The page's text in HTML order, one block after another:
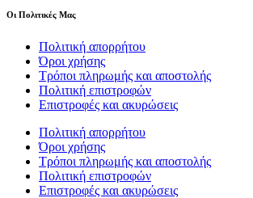
Οι Πολιτικές Μας
Πολιτική απορρήτου
Όροι χρήσης
Τρόποι πληρωμής και αποστολής
Πολιτική επιστροφών
Επιστροφές και ακυρώσεις
Πολιτική απορρήτου
Όροι χρήσης
Τρόποι πληρωμής και αποστολής
Πολιτική επιστροφών
Επιστροφές και ακυρώσεις